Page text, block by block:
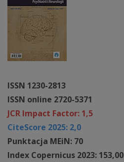
ISSN 1230-2813
ISSN online 2720-5371
JCR Impact Factor: 1,5
CiteScore 2025: 2,0
Punktacja MEiN: 70
Index Copernicus 2023: 153,00